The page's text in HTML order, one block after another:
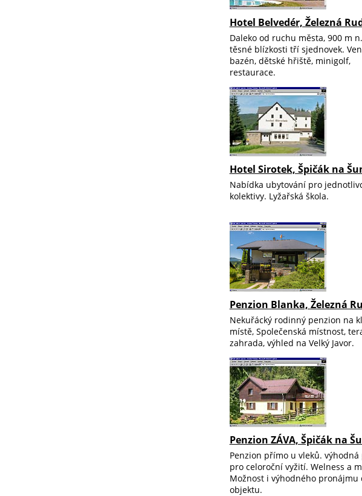
Hotel Belvedér, Železná
Daleko od ruchu města, 900 m
těsné blízkosti tří sjednovek.
bazén, dětské hřiště, minigolf,
restaurace.
Hotel Sirotek, Špičák na
Nabídka ubytování pro
kolektivy. Lyžařská škola.
Penzion Blanka, Železná
Nekuřácký rodinný penzion na
místě, Společenská místnost,
zahrada, výhled na Velký Javor.
Penzion ZÁVA, Špičák na
Penzion přímo u vleků. výhodná
pro celoroční vyžití. Welness a
Možnost i výhodného pronájmu
objektu.